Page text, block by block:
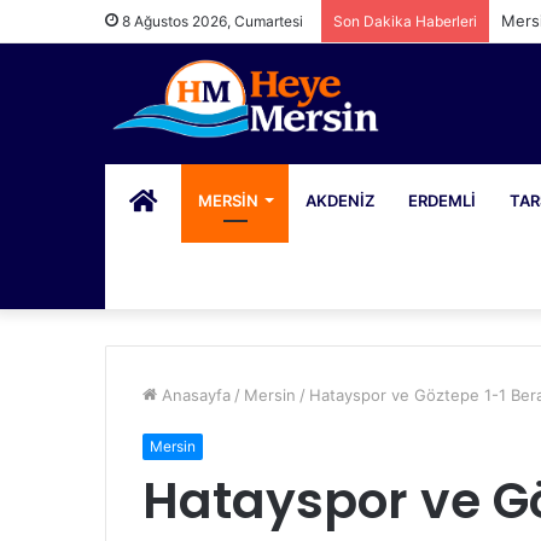
8 Ağustos 2026, Cumartesi Son Dakika Haberleri
PORTALMERSIN AKDENIZ ERDEMLI
Anasayfa / Mersin / Hatayspor ve Göztepe 1-1
Mersin
Hatayspor ve